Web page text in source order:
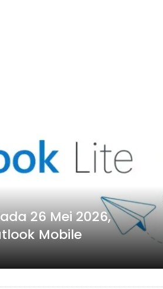
26 Mei 2026,
Mobile